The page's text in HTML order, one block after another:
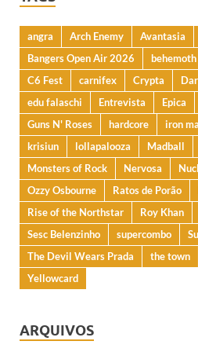
angra Arch Enemy Avantasia
Bangers Open Air 2026
behemoth
C6 Fest
carnifex Crypta
edu falaschi
Entrevista Epica
Guns N' Roses
hardcore iron
krisiun
lollapalooza Madball
Monsters of Rock
Nervosa
Ozzy Osbourne
Ratos de Porão
Rise of the Northstar
Roy Khan
Sesc Belenzinho
supercombo
The Devil Wears Prada
the town
Yellowcard
ARQUIVOS